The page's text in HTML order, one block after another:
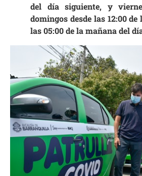
del día siguiente, y
domingos desde las 12:00
las 05:00 de la mañana del